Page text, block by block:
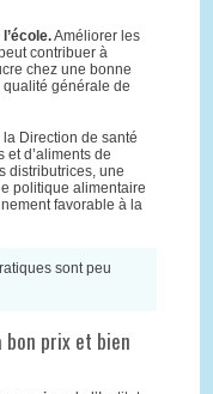
Améliorer les
contribuer à
chez une bonne
générale de
Direction de santé
d’aliments de
distributrices, une
politique alimentaire
favorable à la
sont peu
bon prix et bien